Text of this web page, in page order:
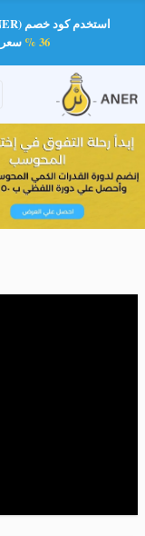
استخدم كود خصم (ANER) واحصل على خصم على الدروس الخصوصية
36 %
سعر